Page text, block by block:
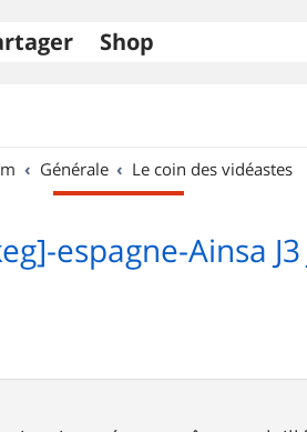
Shop
Générale Le coin des vidéastes
espagne-Ainsa J3